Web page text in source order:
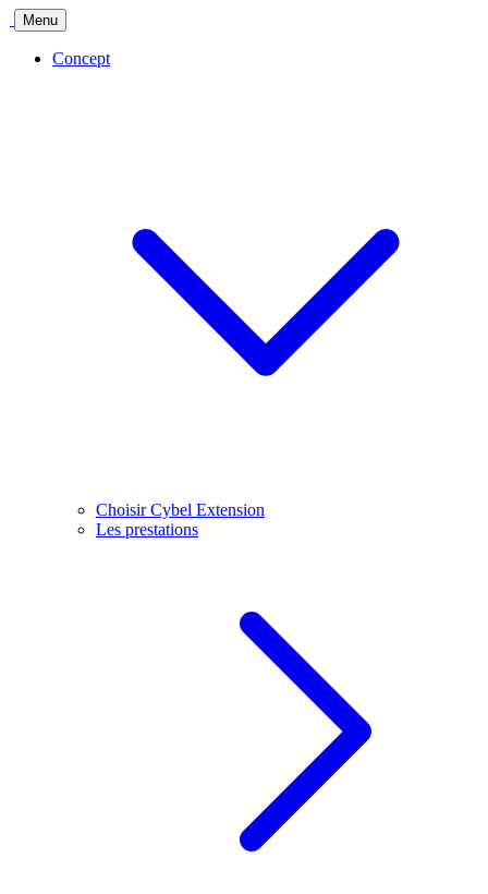
Menu
Concept
Choisir Cybel Extension
Les prestations